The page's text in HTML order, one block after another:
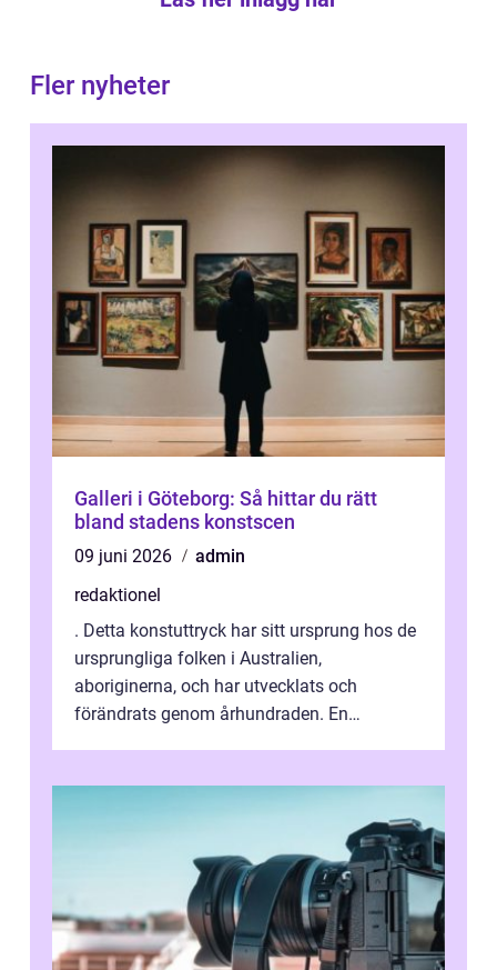
Fler nyheter
Galleri i Göteborg: Så hittar du rätt
bland stadens konstscen
09 juni 2026
admin
redaktionel
. Detta konstuttryck har sitt ursprung hos de
ursprungliga folken i Australien,
aboriginerna, och har utvecklats och
förändrats genom århundraden. En